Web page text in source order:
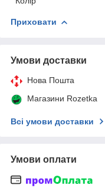
Приховати
Умови доставки
Нова Пошта
Магазини Rozetka
Всі умови доставки
Умови оплати